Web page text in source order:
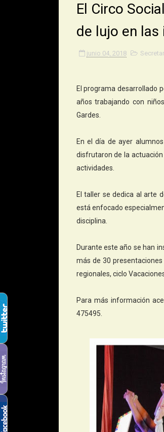
El Circo
de lujo en
junio 04, 2018
El programa desarrollado
años trabajando con
Gardes.
En el día de ayer
disfrutaron de la
actividades.
El taller se dedica al arte
está enfocado
disciplina.
Durante este año se han
más de 30
regionales, ciclo
Para más información
475495.